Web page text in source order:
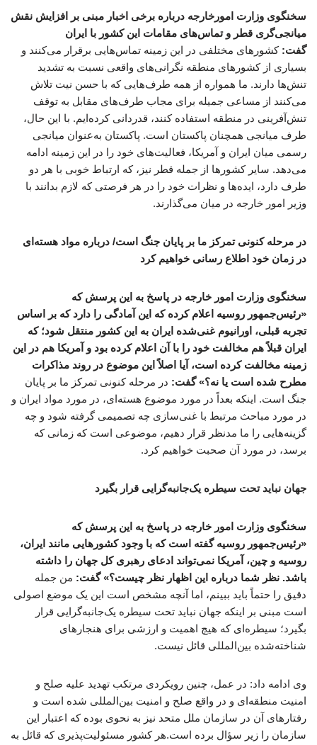
سخنگوی وزارت امورخارجه درباره برخی اخبار مبنی بر افزایش نقش
میانجی‌گری قطر و تماس‌های مقامات این کشور با ایران
گفت: کشورهای مختلفی در این زمینه تماس‌هایی برقرار می‌کنند و
بسیاری از کشورهای منطقه نگرانی‌های واقعی نسبت به تشدید
تنش‌ها دارند. ما همواره از همه طرف‌هایی که با حسن نیت تلاش
می‌کنند از مساعی جمیله برای مجاب طرف‌های مقابل به توقف
تنش‌آفرینی در منطقه استفاده کنند، قدردانی کرده‌ایم. با این حال،
طرف میانجی همچنان پاکستان است. پاکستان به‌عنوان میانجی
رسمی میان ایران و آمریکا، فعالیت‌های خود را در این زمینه ادامه
می‌دهد. سایر کشورها از جمله قطر نیز، که ارتباط خوبی با هر دو
طرف دارد، ایده‌ها و نظرات خود را در هر فرصتی که لازم بدانند با
وزیر امور خارجه در میان می‌گذارند.
در مرحله کنونی تمرکز ما بر پایان جنگ است/ درباره مواد هسته‌ای
در زمان خود اطلاع رسانی خواهیم کرد
سخنگوی وزارت امور خارجه در پاسخ به این پرسش که
«رئیس‌جمهور روسیه اعلام کرده که این آمادگی را دارد که بر اساس
تجربه قبلی، اورانیوم غنی‌شده ایران به این کشور منتقل شود؛ که
ایران قبلاً هم مخالفت خود را با آن اعلام کرده بود و آمریکا هم در این
زمینه مخالفت کرده است، آیا اصلاً این موضوع در روند مذاکرات
مطرح شده است یا نه؟» گفت: در مرحله کنونی تمرکز ما بر پایان
جنگ است. اینکه بعداً در مورد موضوع هسته‌ای، در مورد مواد ایران و
در مورد مباحث مرتبط با غنی‌سازی چه تصمیمی گرفته شود و چه
گزینه‌هایی را ما مدنظر قرار دهیم، موضوعی است که زمانی که
برسد، در مورد آن صحبت خواهیم کرد.
جهان نباید تحت سیطره یک‌جانبه‌گرایی قرار بگیرد
سخنگوی وزارت امور خارجه در پاسخ به این پرسش که
«رئیس‌جمهور روسیه گفته‌ است که با وجود کشورهایی مانند ایران،
روسیه و چین، آمریکا نمی‌تواند ادعای رهبری کل جهان را داشته
باشد. نظر شما درباره این اظهار نظر چیست؟» گفت: من جمله
دقیق را حتماً باید ببینم، اما آنچه مشخص است این یک موضع اصولی
است مبنی بر اینکه جهان نباید تحت سیطره یک‌جانبه‌گرایی قرار
بگیرد؛ سیطره‌ای که هیچ اهمیت و ارزشی برای هنجارهای
شناخته‌شده بین‌المللی قائل نیست.
وی ادامه داد: در عمل، چنین رویکردی مرتکب تهدید علیه صلح و
امنیت منطقه‌ای و در واقع صلح و امنیت بین‌المللی شده است و
رفتارهای آن در سازمان ملل متحد نیز به نحوی بوده که اعتبار این
سازمان را زیر سؤال برده است.هر کشور مسئولیت‌پذیری که قائل به